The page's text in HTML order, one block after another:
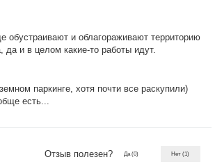
обустраивают и облагораживают территорию
да и в целом какие-то работы идут.
паркинге, хотя почти все раскупили)
есть...
Отзыв полезен? Да(0) Нет (1)